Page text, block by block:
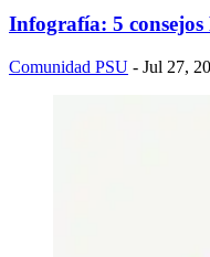
Infografía: 5 consejos
Comunidad PSU - Jul 27,